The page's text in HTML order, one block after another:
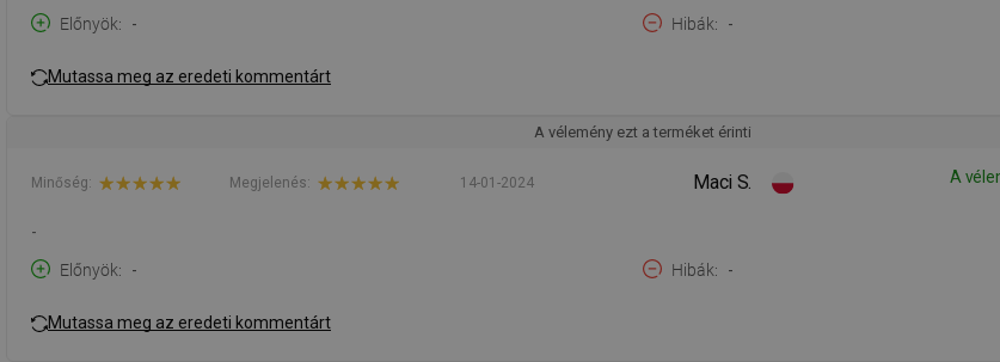
Előnyök
- Hibák -
Mutassa meg az eredeti kommentárt
A vélemény ezt a terméket érinti
Maci S. A
14-01-2024
Minőség: Megjelenés:
-
Előnyök
- Hibák -
Mutassa meg az eredeti kommentárt